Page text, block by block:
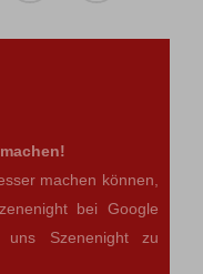
machen können,
bei Google
uns Szenenight zu